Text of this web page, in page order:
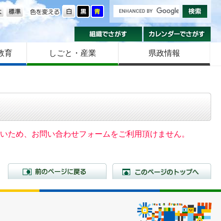
色を変える
大きさ
組織でさがす
育 しごと・産業 県政情報
ため、お問い合わせフォームをご利用頂けません。
前のページに戻る